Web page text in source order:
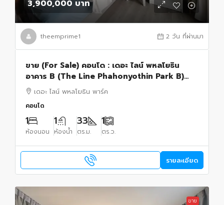
3,900,000 บาท
theemprime1 2 วัน ที่ผ่านมา
ขาย (For Sale) คอนโด : เดอะ ไลน์ พหลโยธิน
อาคาร B (The Line Phahonyothin Park B)
ประเภท : 1 ห้องนอน 1 ห้องน้ำ พื้นที่ : 32.52 ตรม.
เดอะ ไลน์ พหลโยธิน พาร์ค
คอนโด
1
ห้องนอน
1
ห้องน้ำ
33
ตร.ม.
1
ตร.ว.
รายละเอียด
ขาย